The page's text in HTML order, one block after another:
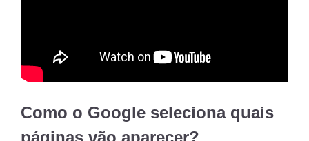
Como o Google seleciona quais
páginas vão aparecer?